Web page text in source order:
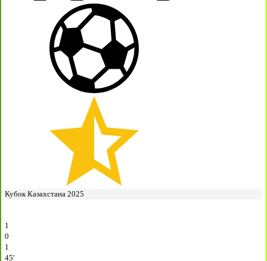
Кубок Казахстана 2025
1
0
1
45′